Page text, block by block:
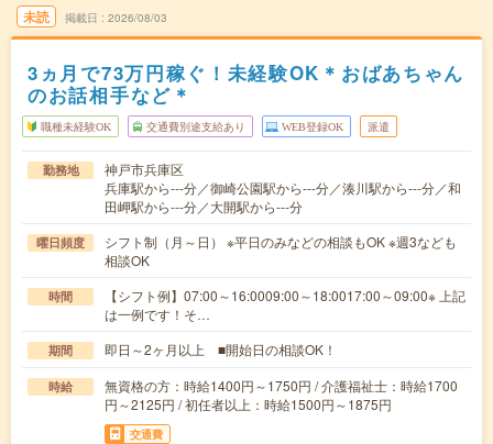
未読 掲載日 2026/08/03
3ヵ月で73万円稼ぐ！未経験OK＊おばあちゃん
のお話相手など＊
職種未経験OK 交通費別途支給あり WEB登録OK 派遣
勤務地
神戸市兵庫区
兵庫駅から---分／御崎公園駅から---分／湊川駅から---分／和
田岬駅から---分／大開駅から---分
曜日頻度
シフト制（月～日） ※平日のみなどの相談もOK ※週3なども
相談OK
時間
【シフト例】07:00～16:0009:00～18:0017:00～09:00※ 上記
は一例です！そ…
期間 即日～2ヶ月以上 ■開始日の相談OK！
時給
無資格の方：時給1400円～1750円 / 介護福祉士：時給1700
円～2125円 / 初任者以上：時給1500円～1875円
交通費